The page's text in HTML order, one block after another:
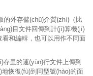
的外存儲(chǔ)介質(zhì)（比
目文件回傳到計(jì)算機(jī)
和編輯，也可以用作不同面
存里的運(yùn)行文件上傳到
恢復(fù)到同型號(hào)的面